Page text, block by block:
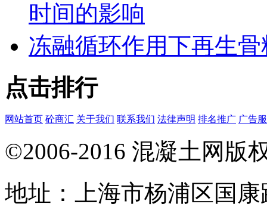
时间的影响
冻融循环作用下再生
点击排行
网站首页 砼商汇 关于我们 联系我们 法律声明 排名推广 广告
©2006-2016 混凝土网版
地址：上海市杨浦区国